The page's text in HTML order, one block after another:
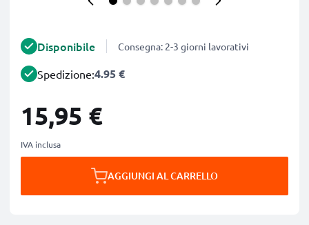
Disponibile Consegna: 2-3 giorni lavorativi
Spedizione:4.95 €
15,95 €
IVA inclusa
AGGIUNGI AL CARRELLO